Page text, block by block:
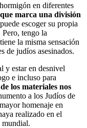
en diferentes
marca una división
escoger su propia
tengo la
la misma sensación
de judíos asesinados.
y estar en desnivel
e incluso para
los materiales nos
a los Judíos de
homenaje en
realizado en el
mundial.